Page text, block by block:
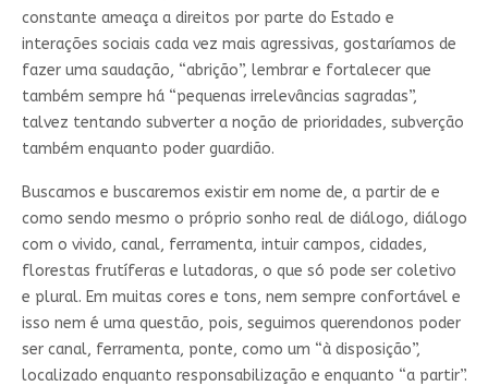
constante ameaça a direitos por parte do Estado e
interações sociais cada vez mais agressivas, gostaríamos de
fazer uma saudação, “abrição”, lembrar e fortalecer que
também sempre há “pequenas irrelevâncias sagradas”,
talvez tentando subverter a noção de prioridades, subverção
também enquanto poder guardião.
Buscamos e buscaremos existir em nome de, a partir de e
como sendo mesmo o próprio sonho real de diálogo, diálogo
com o vivido, canal, ferramenta, intuir campos, cidades,
florestas frutíferas e lutadoras, o que só pode ser coletivo
e plural. Em muitas cores e tons, nem sempre confortável e
isso nem é uma questão, pois, seguimos querendo­nos poder
ser canal, ferramenta, ponte, como um “à disposição”,
localizado enquanto responsabilização e enquanto “a partir”.